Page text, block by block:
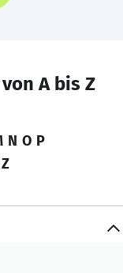
A bis Z
N O P
Z